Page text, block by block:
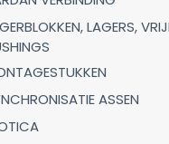
LAGERS,
ASSEN